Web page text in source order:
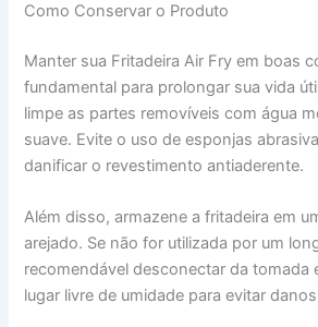
Como Conservar o Produto
Manter sua Fritadeira Air Fry em boas
fundamental para prolongar sua vida
limpe as partes removíveis com água
suave. Evite o uso de esponjas
danificar o revestimento antiaderente.
Além disso, armazene a fritadeira em
arejado. Se não for utilizada por um
recomendável desconectar da tomada
lugar livre de umidade para evitar